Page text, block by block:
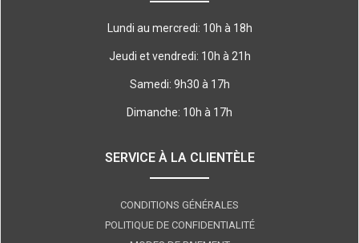
Lundi au mercredi: 10h à 18h
Jeudi et vendredi: 10h à 21h
Samedi: 9h30 à 17h
Dimanche: 10h à 17h
SERVICE À LA CLIENTÈLE
CONDITIONS GÉNÉRALES
POLITIQUE DE CONFIDENTIALITÉ